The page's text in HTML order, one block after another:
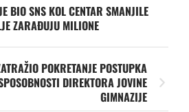
BIO SNS KOL CENTAR SMANJILE
ZARAĐUJU MILIONE
POKRETANJE POSTUPKA
DIREKTORA JOVINE
GIMNAZIJE